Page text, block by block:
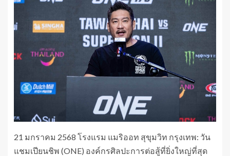
21 มกราคม 2568 โรงแรม แมริออท สุขุมวิท กรุงเทพ: วัน
แชมเปียนชิพ (ONE) องค์กรศิลปะการต่อสู้ที่ยิ่งใหญ่ที่สุด